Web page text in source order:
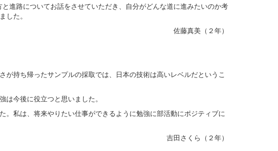
進路についてお話をさせていただき、自分がどんな道に進みたいのか考
た。
佐藤真美（２年）
持ち帰ったサンプルの採取では、日本の技術は高いレベルだというこ
今後に役立つと思いました。
私は、将来やりたい仕事ができるように勉強に部活動にポジティブに
吉田さくら（２年）